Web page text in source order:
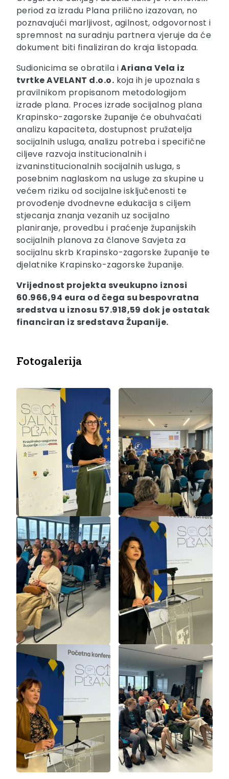
period za izradu Plana prilično izazovan, no
poznavajući marljivost, agilnost, odgovornost i
spremnost na suradnju partnera vjeruje da će
dokument biti finaliziran do kraja listopada.
Sudionicima se obratila iAriana Vela iz
tvrtke AVELANT d.o.o. koja ih je upoznala s
pravilnikom propisanom metodologijom
izrade plana. Proces izrade socijalnog plana
Krapinsko-zagorske županije će obuhvaćati
analizu kapaciteta, dostupnost pružatelja
socijalnih usluga, analizu potreba i specifične
ciljeve razvoja institucionalnih i
izvaninstitucionalnih socijalnih usluga, s
posebnim naglaskom na usluge za skupine u
većem riziku od socijalne isključenosti te
provođenje dvodnevne edukacija s ciljem
stjecanja znanja vezanih uz socijalno
planiranje, provedbu i praćenje županijskih
socijalnih planova za članove Savjeta za
socijalnu skrb Krapinsko-zagorske županije te
djelatnike Krapinsko-zagorske županije.
Vrijednost projekta sveukupno iznosi
60.966,94 eura od čega su bespovratna
sredstva u iznosu 57.918,59 dok je ostatak
financiran iz sredstava Županije.
Fotogalerija